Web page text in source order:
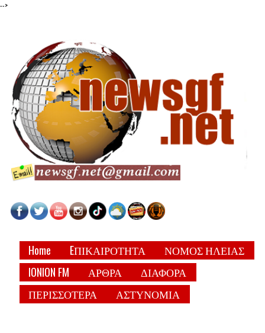
-->
Home EΠΙΚΑΙΡΟΤΗΤΑ
ΝΟΜΟΣ ΗΛΕΙΑΣ
IONION FM
ΑΡΘΡΑ
ΔΙΑΦΟΡΑ
ΠΕΡΙΣΣΟΤΕΡΑ
ΑΣΤΥΝΟΜΙΑ